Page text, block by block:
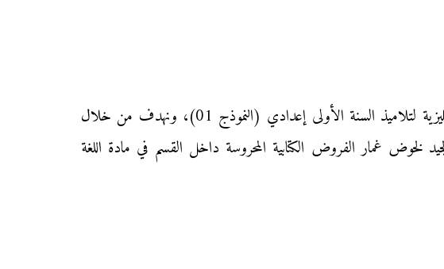
نقدم إليكم زوار موقع «محفظتي» الفرض الأول من المرحلة الثانية من الدورة الثانية في مادة اللغة الإنجليزية لتلاميذ السنة الأولى إعدادي (النموذج 01)، ونهدف من خلال
لخوض غمار الفروض الكتابية المحروسة داخل القسم في مادة اللغة